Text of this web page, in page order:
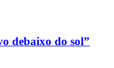
debaixo do sol”